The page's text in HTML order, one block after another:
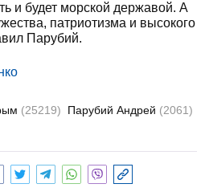
и будет морской державой. А
патриотизма и высокого
Парубий.
(25219) Парубий Андрей (2061)